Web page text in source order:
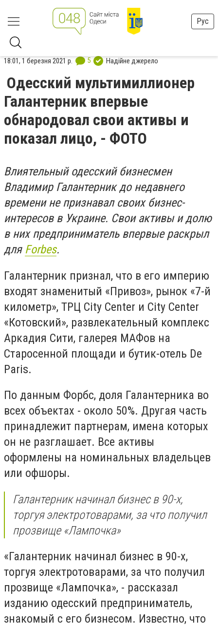
Рус
18:01, 1 березня 2021 р. 5 Надійне джерело
Одесский мультимиллионер
Галантерник впервые
обнародовал свои активы и
показал лицо, - ФОТО
Влиятельный одесский бизнесмен
Владимир Галантерник до недавнего
времени не признавал своих бизнес-
интересов в Украине. Свои активы и долю
в них предприниматель впервые раскрыл
для Forbes.
Галантерник признал, что в его империю
входят знаменитый «Привоз», рынок «7-й
километр», ТРЦ City Center и City Center
«Котовский», развлекательный комплекс
Аркадия Сити, галерея МАФов на
Старосенной площади и бутик-отель De
Paris.
По данным Форбс, доля Галантерника во
всех объектах - около 50%. Другая часть
принадлежит партнерам, имена которых
он не разглашает. Все активы
оформлены на номинальных владельцев
или офшоры.
Галантерник начинал бизнес в 90-х,
торгуя электротоварами, за что получил
прозвище «Лампочка»
«Галантерник начинал бизнес в 90-х,
торгуя электротоварами, за что получил
прозвище «Лампочка», - рассказал
изданию одесский предприниматель,
знакомый с его бизнесом. Известно, что